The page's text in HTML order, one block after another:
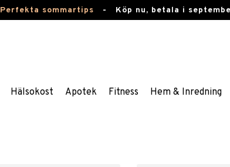
Perfekta sommartips - Köp nu, betala i
Hälsokost Apotek Fitness Hem & Inredning